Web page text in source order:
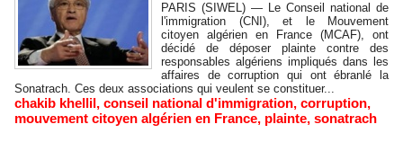
PARIS (SIWEL) — Le Conseil national de
l'immigration (CNI), et le Mouvement
citoyen algérien en France (MCAF), ont
décidé de déposer plainte contre des
responsables algériens impliqués dans les
affaires de corruption qui ont ébranlé la
Sonatrach. Ces deux associations qui veulent se constituer...
chakib khellil, conseil national d'immigration, corruption,
mouvement citoyen algérien en France, plainte, sonatrach